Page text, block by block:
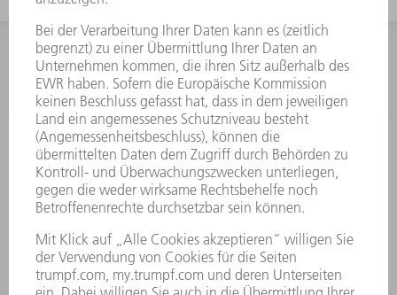
INFORMATION
Häufig gestellte Fragen
Allgemeine Geschäftsbedingungen
KONTAKT
Kundenbetreuung TRUMPF Werkzeugmaschinen
+49 7156 303 33222
Mo - Fr: 07:30 - 17:30 Uhr
Erweiterte Rufbereitschaft per Service App Mo - Fr:
06:30 - 20.00 Uhr Sa: 07:00 - 12:00 Uhr
Kundenbetreuung@trumpf.com
KONTAKT